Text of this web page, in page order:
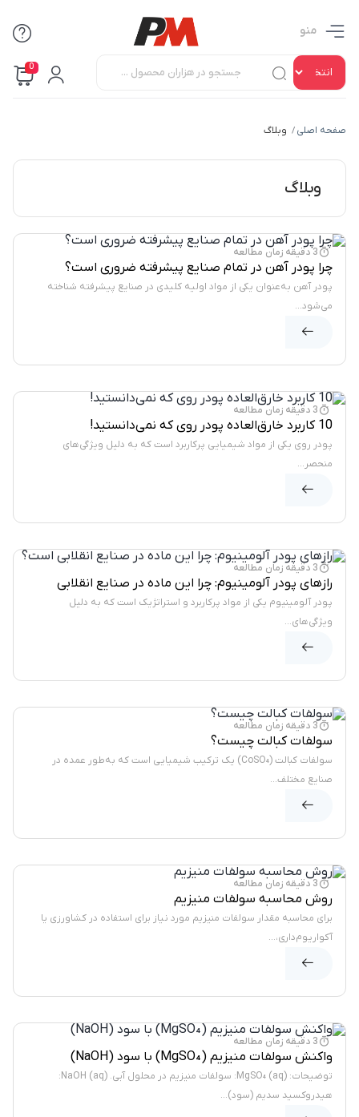
منو
0
صفحه اصلی / وبلاگ
وبلاگ
وبلاگ
3 دقیقه زمان مطالعه
چرا پودر آهن در تمام صنایع پیشرفته ضروری است؟
پودر آهن به‌عنوان یکی از مواد اولیه کلیدی در صنایع پیشرفته شناخته
می‌شود...
3 دقیقه زمان مطالعه
10 کاربرد خارق‌العاده پودر روی که نمی‌دانستید!
پودر روی یکی از مواد شیمیایی پرکاربرد است که به دلیل ویژگی‌های
منحصر...
3 دقیقه زمان مطالعه
رازهای پودر آلومینیوم: چرا این ماده در صنایع انقلابی
است؟
پودر آلومینیوم یکی از مواد پرکاربرد و استراتژیک است که به دلیل
ویژگی‌های...
3 دقیقه زمان مطالعه
سولفات کبالت چیست؟
سولفات کبالت (CoSO₄) یک ترکیب شیمیایی است که به‌طور عمده در
صنایع مختلف...
3 دقیقه زمان مطالعه
روش محاسبه سولفات منیزیم
برای محاسبه مقدار سولفات منیزیم مورد نیاز برای استفاده در کشاورزی یا
آکواریوم‌داری،...
3 دقیقه زمان مطالعه
واکنش سولفات منیزیم (MgSO₄) با سود (NaOH)
توضیحات: MgSO₄ (aq): سولفات منیزیم در محلول آبی. NaOH (aq):
هیدروکسید سدیم (سود)...